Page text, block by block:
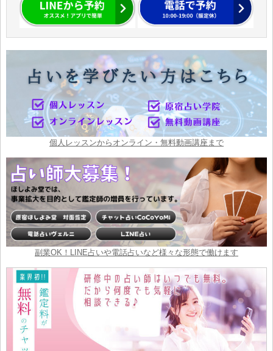
個人レッスンからオンライン・無料動画講座まで
副業OK！LINE占いや電話占いなど様々な形態で働けます